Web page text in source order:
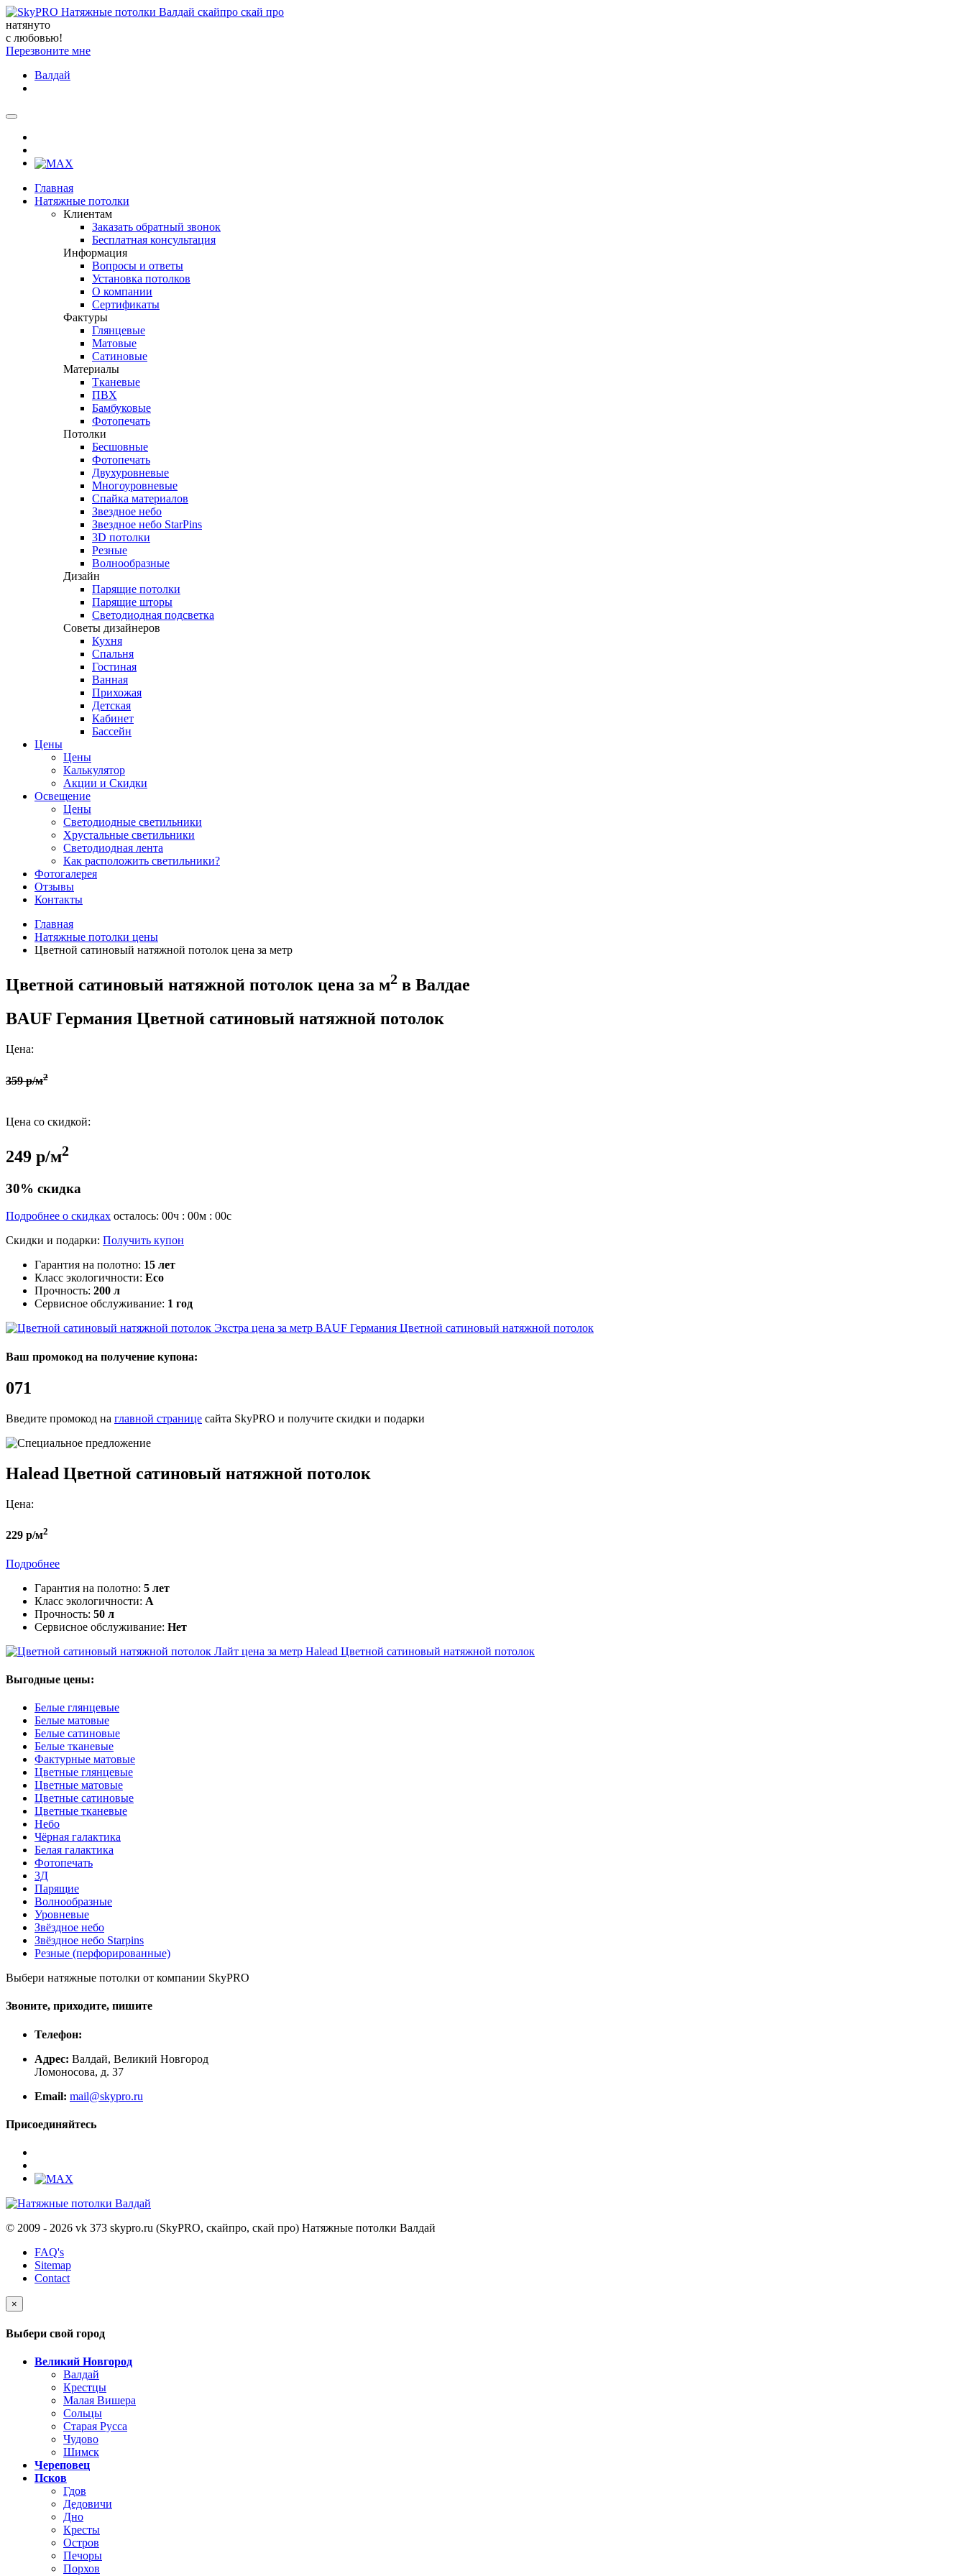
натянуто
с любовью!
Перезвоните мне
Валдай
Главная
Натяжные потолки
Клиентам
Заказать обратный звонок
Бесплатная консультация
Информация
Вопросы и ответы
Установка потолков
О компании
Сертификаты
Фактуры
Глянцевые
Матовые
Сатиновые
Материалы
Тканевые
ПВХ
Бамбуковые
Фотопечать
Потолки
Бесшовные
Фотопечать
Двухуровневые
Многоуровневые
Спайка материалов
Звездное небо
Звездное небо StarPins
3D потолки
Резные
Волнообразные
Дизайн
Парящие потолки
Парящие шторы
Светодиодная подсветка
Советы дизайнеров
Кухня
Спальня
Гостиная
Ванная
Прихожая
Детская
Кабинет
Бассейн
Цены
Цены
Калькулятор
Акции и Скидки
Освещение
Цены
Светодиодные светильники
Хрустальные светильники
Светодиодная лента
Как расположить светильники?
Фотогалерея
Отзывы
Контакты
Главная
Натяжные потолки цены
Цветной сатиновый натяжной потолок цена за метр
Цветной сатиновый натяжной потолок цена за м2 в Валдае
BAUF Германия Цветной сатиновый натяжной потолок
Цена:
359 р/м2
Цена со скидкой:
249 р/м2
30% скидка
Подробнее о скидках осталось: 00ч : 00м : 00с
Скидки и подарки: Получить купон
Гарантия на полотно: 15 лет
Класс экологичности: Eco
Прочность: 200 л
Сервисное обслуживание: 1 год
BAUF Германия Цветной сатиновый натяжной потолок
Ваш промокод на получение купона:
071
Введите промокод на главной странице сайта SkyPRO и получите скидки и подарки
Halead Цветной сатиновый натяжной потолок
Цена:
229 р/м2
Подробнее
Гарантия на полотно: 5 лет
Класс экологичности: А
Прочность: 50 л
Сервисное обслуживание: Нет
Halead Цветной сатиновый натяжной потолок
Выгодные цены:
Белые глянцевые
Белые матовые
Белые сатиновые
Белые тканевые
Фактурные матовые
Цветные глянцевые
Цветные матовые
Цветные сатиновые
Цветные тканевые
Небо
Чёрная галактика
Белая галактика
Фотопечать
3Д
Парящие
Волнообразные
Уровневые
Звёздное небо
Звёздное небо Starpins
Резные (перфорированные)
Выбери натяжные потолки от компании SkyPRO
Звоните, приходите, пишите
Телефон:
Адрес: Валдай, Великий Новгород
Ломоносова, д. 37
Email: mail@skypro.ru
Присоединяйтесь
© 2009 - 2026 vk 373 skypro.ru (SkyPRO, скайпро, скай про) Натяжные потолки Валдай
FAQ's
Sitemap
Contact
×
Выбери свой город
Великий Новгород
Валдай
Крестцы
Малая Вишера
Сольцы
Старая Русса
Чудово
Шимск
Череповец
Псков
Гдов
Дедовичи
Дно
Кресты
Остров
Печоры
Порхов